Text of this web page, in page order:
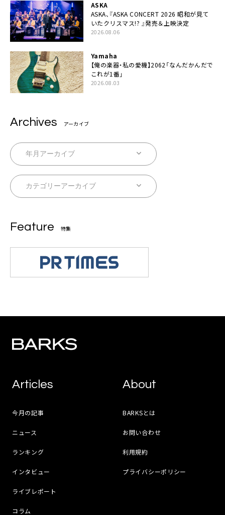
ASKA
ASKA、『ASKA CONCERT 2026 昭和が見て
いたクリスマス!? 』発売＆上映決定
2026.08.06
Yamaha
【俺の楽器・私の愛機】2062「なんだかんだで
これが1番」
2026.08.03
Archives アーカイブ
Feature 特集
Articles
今月の記事
ニュース
ランキング
インタビュー
ライブレポート
コラム
About
BARKSとは
お問い合わせ
利用規約
プライバシーポリシー